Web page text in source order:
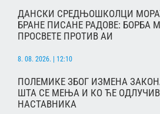
ДАНСКИ СРЕДЊОШКОЛЦИ
БРАНЕ ПИСАНЕ РАДОВЕ: БОРБА
ПРОСВЕТЕ ПРОТИВ АИ
8. 08. 2026. | 12:10
ПОЛЕМИКЕ ЗБОГ ИЗМЕНА
ШТА СЕ МЕЊА И КО ЋЕ
НАСТАВНИКА